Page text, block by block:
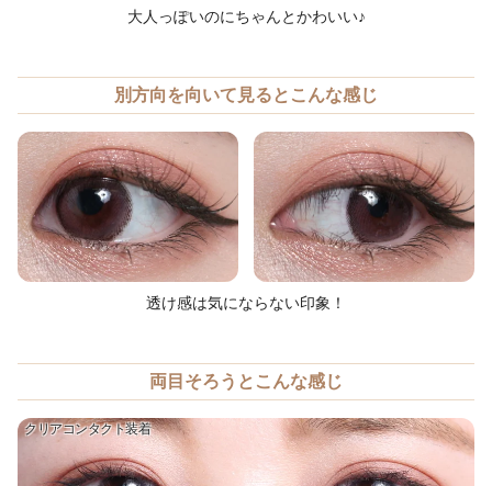
大人っぽいのにちゃんとかわいい♪
別方向を向いて見るとこんな感じ
透け感は気にならない印象！
両目そろうとこんな感じ
クリアコンタクト装着